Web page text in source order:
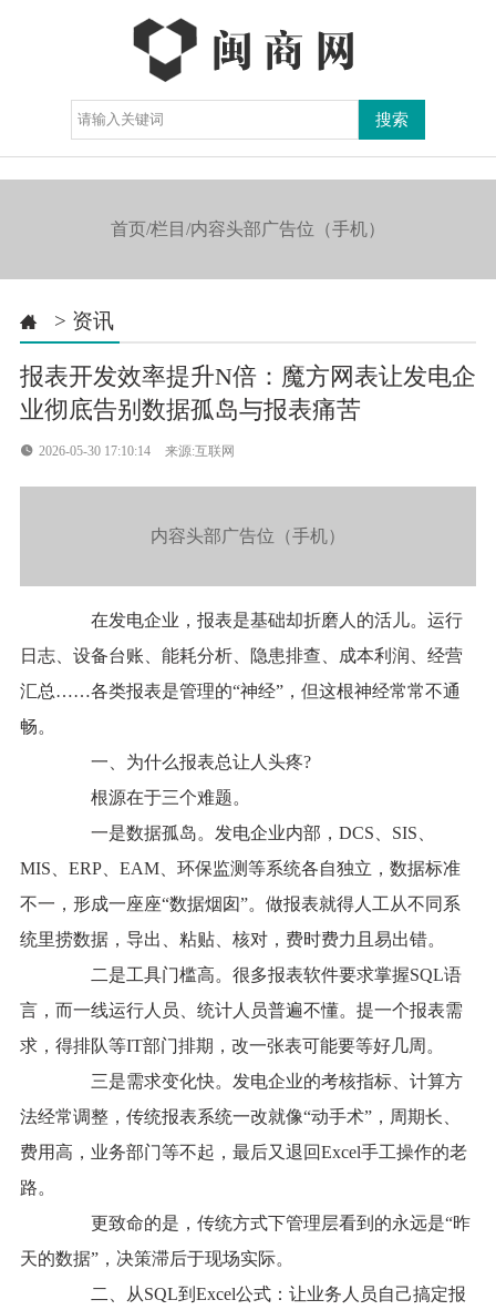
首页/栏目/内容头部广告位（手机）
 > 资讯
报表开发效率提升N倍：魔方网表让发电企
业彻底告别数据孤岛与报表痛苦
 2026-05-30 17:10:14 来源:互联网
内容头部广告位（手机）
在发电企业，报表是基础却折磨人的活儿。运行
日志、设备台账、能耗分析、隐患排查、成本利润、经营
汇总……各类报表是管理的“神经”，但这根神经常常不通
畅。
一、为什么报表总让人头疼?
根源在于三个难题。
一是数据孤岛。发电企业内部，DCS、SIS、
MIS、ERP、EAM、环保监测等系统各自独立，数据标准
不一，形成一座座“数据烟囱”。做报表就得人工从不同系
统里捞数据，导出、粘贴、核对，费时费力且易出错。
二是工具门槛高。很多报表软件要求掌握SQL语
言，而一线运行人员、统计人员普遍不懂。提一个报表需
求，得排队等IT部门排期，改一张表可能要等好几周。
三是需求变化快。发电企业的考核指标、计算方
法经常调整，传统报表系统一改就像“动手术”，周期长、
费用高，业务部门等不起，最后又退回Excel手工操作的老
路。
更致命的是，传统方式下管理层看到的永远是“昨
天的数据”，决策滞后于现场实际。
二、从SQL到Excel公式：让业务人员自己搞定报